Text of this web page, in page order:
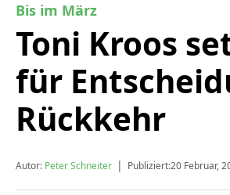
Bis im März
Toni Kroos
für
Rückkehr
Autor: Peter Schneiter | Publiziert:20 Februar,